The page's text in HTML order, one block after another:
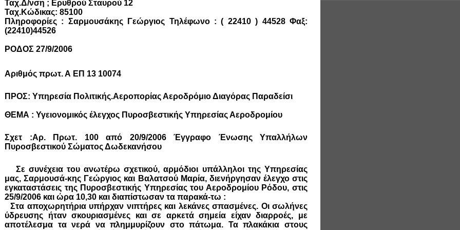
Ταχ.Δ/νση ; Ερυθρού Σταυρού 12
Ταχ.Κώδικας: 85100
Πληροφορίες : Σαρμουσάκης Γεώργιος Τηλέφωνο : ( 22410 ) 44528 Φαξ:
(22410)44526
ΡΟΔΟΣ 27/9/2006
Αριθμός πρωτ. Α ΕΠ 13 10074
ΠΡΟΣ: Υπηρεσία Πολιτικής.Αεροπορίας Αεροδρόμιο Διαγόρας Παραδείσι
ΘΕΜΑ : Υγειονομικός έλεγχος Πυροσβεστικής Υπηρεσίας Αεροδρομίου
Σχετ :Αρ. Πρωτ. 100 από 20/9/2006 Έγγραφο Ένωσης Υπαλλήλων
Πυροσβεστικού Σώματος Δωδεκανήσου
Σε συνέχεια του ανωτέρω σχετικού, αρμόδιοι υπάλληλοι της Υπηρεσίας
μας, Σαρμουσά-κης Γεώργιος και Βαλατσού Μαρία, διενήργησαν έλεγχο στις
εγκαταστάσεις της Πυροσβεστικής Υπηρεσίας του Αεροδρομίου Ρόδου, στις
25/9/2006 και ώρα 10,30 και διαπίστωσαν τα παρακά-τω :
Στα αποχωρητήρια υπήρχαν νιπτήρες και λεκάνες σπασμένες. Οι σωλήνες
ύδρευσης ήταν σκουριασμένες και σε αρκετά σημεία είχαν διαρροές, με
αποτέλεσμα τα νερά να πλημμυρίζουν στο πάτωμα. Τα πλακάκια στους